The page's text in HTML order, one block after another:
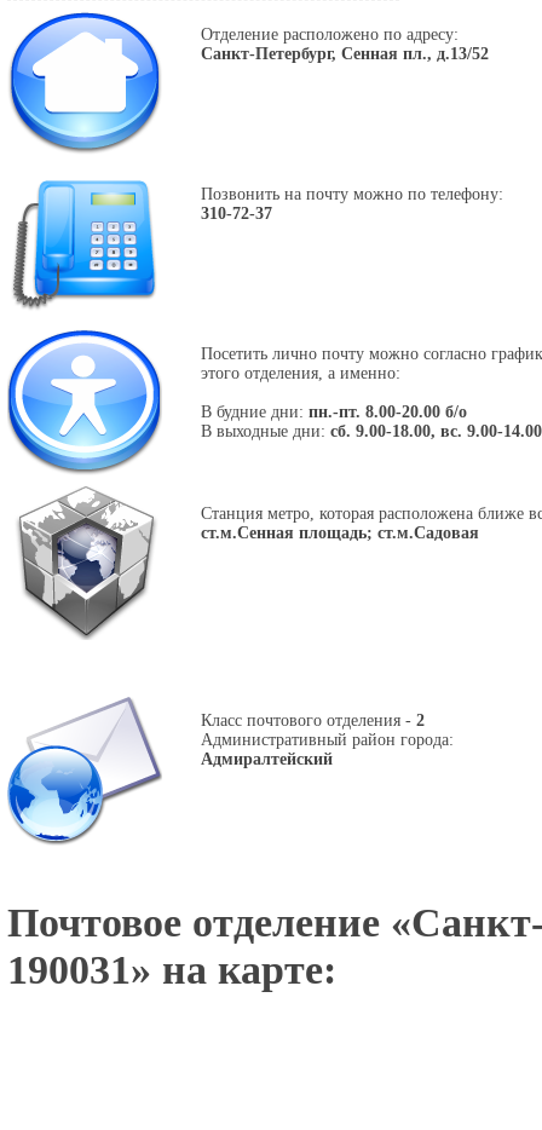
Отделение расположено по адресу:
Санкт-Петербург, Сенная пл., д.13/52
Позвонить на почту можно по телефону:
310-72-37
Посетить лично почту можно согласно
этого отделения, а именно:
В будние дни: пн.-пт. 8.00-20.00 б/о
В выходные дни: сб. 9.00-18.00, вс. 9.00-
Станция метро, которая расположена ближе
ст.м.Сенная площадь; ст.м.Садовая
Класс почтового отделения - 2
Административный район города:
Адмиралтейский
Почтовое отделение «
190031» на карте: